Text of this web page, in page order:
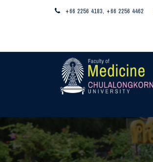
+66 2256 4183, +66 2256 4462